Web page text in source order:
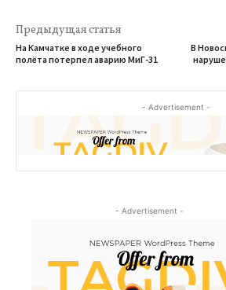
Предыдущая статья
На Камчатке в ходе учебного
полёта потерпел аварию МиГ-31
В
- Advertisement -
- Advertisement -